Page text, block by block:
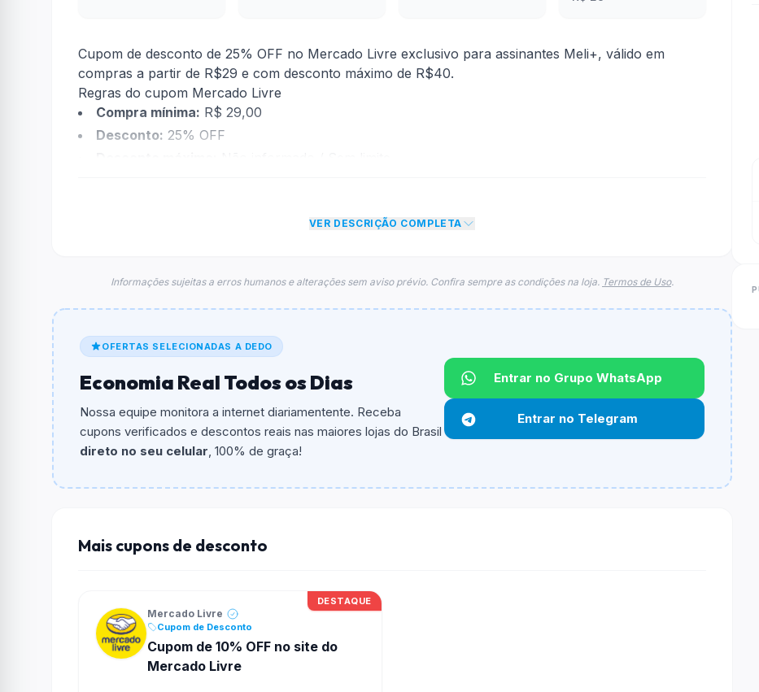
Cupom de desconto de 25% OFF no Mercado Livre exclusivo para assinantes Meli+, válido em
compras a partir de R$29 e com desconto máximo de R$40.
Regras do cupom Mercado Livre
Compra mínima: R$ 29,00
Desconto: 25% OFF
dará um desconto de 25% no total do carrinho, não foram
econtradas informações sobre restrição de teto máximo para esse cupom.
O cupom dá25% OFFem compras.
Qual é o valor minimo de compra?
O valor minimo de compra é R$ 29,00.
Qual é o desconto máximo?
Não informado ou sem limite.
Funciona em qualquer produto?
podem não aceitar cupons.
VER DESCRIÇÃO COMPLETA
Informações sujeitas a erros humanos e alterações sem aviso prévio. Confira sempre as condições na loja. Termos de Uso.
OFERTAS SELECIONADAS A DEDO
Economia Real Todos os Dias
Nossa equipe monitora a internet diariamentente. Receba
cupons verificados e descontos reais nas maiores lojas do Brasil
direto no seu celular, 100% de graça!
Entrar no Grupo WhatsApp
Entrar no Telegram
Mais cupons de desconto
DESTAQUE
Mercado Livre
Cupom de Desconto
Cupom de 10% OFF no site do
Mercado Livre